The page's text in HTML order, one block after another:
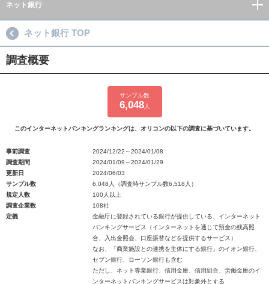
ネット銀行
ネット銀行 TOP
調査概要
サンプル数
6,048人
このインターネットバンキングランキングは、オリコンの以下の調査に基づいています。
事前調査
2024/12/22～2024/01/08
調査期間
2024/01/09～2024/01/29
更新日
2024/06/03
サンプル数
6,048人（調査時サンプル数6,518人）
規定人数
100人以上
調査企業数
108社
定義
金融庁に登録されている銀行が提供している、インターネット
バンキングサービス（インターネットを通じて預金の残高照
合、入出金照会、口座振替などを提供するサービス）
なお、「商業施設との連携を主体にする銀行」のイオン銀行、
セブン銀行、ローソン銀行も含む
ただし、ネット専業銀行、信用金庫、信用組合、労働金庫のイ
ンターネットバンキングサービスは対象外とする